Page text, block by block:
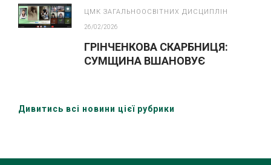
ЦМК ЗАГАЛЬНООСВІТНИХ ДИСЦИПЛІН
26/02/2026
ГРІНЧЕНКОВА СКАРБНИЦЯ:
СУМЩИНА ВШАНОВУЄ
Дивитись всі новини цієї рубрики